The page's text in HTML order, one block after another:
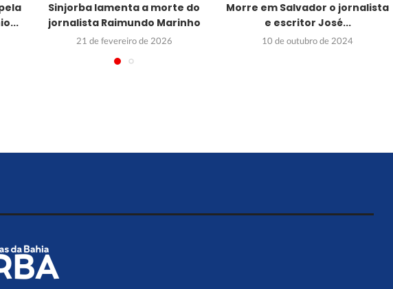
Sinjorba lamenta a morte do
jornalista Raimundo Marinho
21 de fevereiro de 2026
Morre em Salvador o jornalista
e escritor José...
10 de outubro de 2024